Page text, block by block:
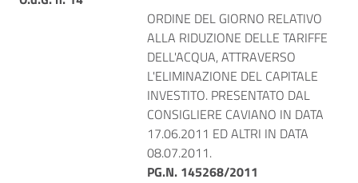
ORDINE DEL GIORNO RELATIVO
ALLA RIDUZIONE DELLE TARIFFE
DELL'ACQUA, ATTRAVERSO
L'ELIMINAZIONE DEL CAPITALE
INVESTITO. PRESENTATO DAL
CONSIGLIERE CAVIANO IN DATA
17.06.2011 ED ALTRI IN DATA
08.07.2011.
PG.N. 145268/2011